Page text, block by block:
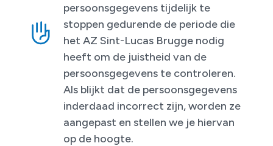
persoonsgegevens tijdelijk te
stoppen gedurende de periode die
het AZ Sint-Lucas Brugge nodig
heeft om de juistheid van de
persoonsgegevens te controleren.
Als blijkt dat de persoonsgegevens
inderdaad incorrect zijn, worden ze
aangepast en stellen we je hiervan
op de hoogte.